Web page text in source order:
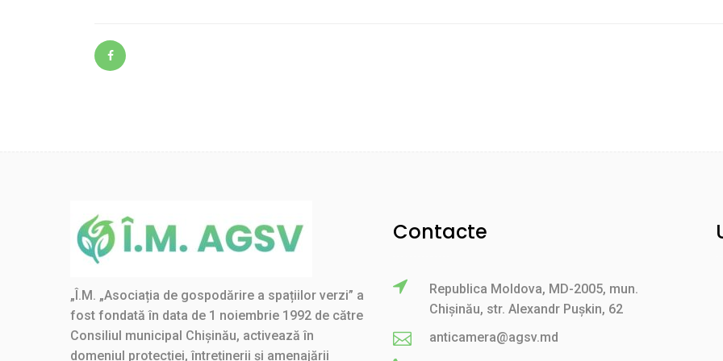
„Î.M. „Asociația de gospodărire a spațiilor verzi” a
fost fondată în data de 1 noiembrie 1992 de către
Consiliul municipal Chișinău, activează în
domeniul protecției, întreținerii și amenajării
Contacte
Republica Moldova, MD-2005, mun.
Chișinău, str. Alexandr Pușkin, 62
anticamera@agsv.md